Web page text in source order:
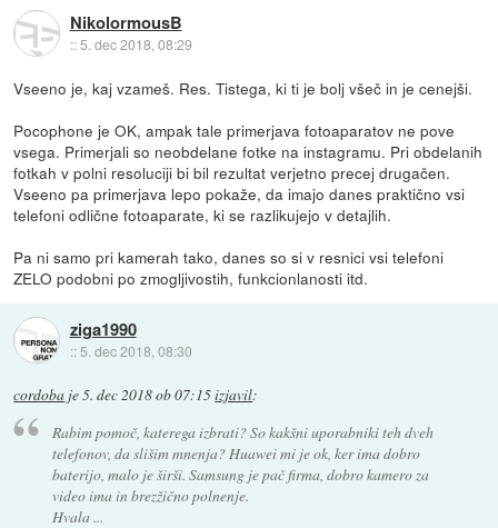
NikolormousB
::5. dec 2018, 08:29
Vseeno je, kaj vzameš. Res. Tistega, ki ti je bolj všeč in je cenejši.
Pocophone je OK, ampak tale primerjava fotoaparatov ne pove
vsega. Primerjali so neobdelane fotke na instagramu. Pri obdelanih
fotkah v polni resoluciji bi bil rezultat verjetno precej drugačen.
Vseeno pa primerjava lepo pokaže, da imajo danes praktično vsi
telefoni odlične fotoaparate, ki se razlikujejo v detajlih.
Pa ni samo pri kamerah tako, danes so si v resnici vsi telefoni
ZELO podobni po zmogljivostih, funkcionlanosti itd.
ziga1990
:: 5. dec 2018, 08:30
cordoba je5. dec 2018 ob 07:15izjavil:
Rabim pomoč, katerega izbrati? So kakšni uporabniki teh dveh
telefonov, da slišim mnenja? Huawei mi je ok, ker ima dobro
baterijo, malo je širši. Samsung je pač firma, dobro kamero za
video ima in brezžično polnenje.
Hvala ...